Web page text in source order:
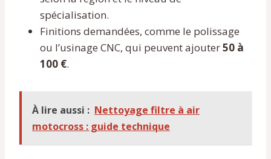
spécialisation.
Finitions demandées, comme le polissage
ou l’usinage CNC, qui peuvent ajouter50 à
100 €.
À lire aussi : Nettoyage filtre à air
motocross : guide technique